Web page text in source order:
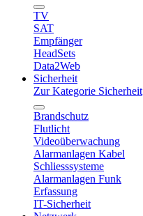
TV
SAT
Empfänger
HeadSets
Data2Web
Sicherheit
Zur Kategorie Sicherheit
Brandschutz
Flutlicht
Videoüberwachung
Alarmanlagen Kabel
Schliesssysteme
Alarmanlagen Funk
Erfassung
IT-Sicherheit